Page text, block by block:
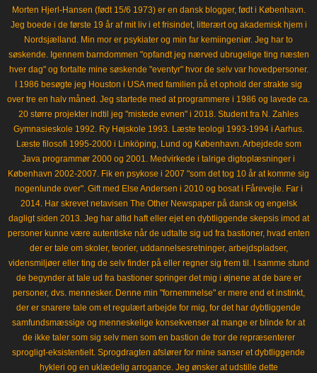
Morten Hjerl-Hansen (født 15/6 1973) er en dansk blogger, født i København.
Jeg boede i de første 19 år af mit liv i et frisindet, litterært og akademisk hjem i
Nordsjælland. Min mor er psykiater og min far kemiingeniør. Jeg har to
søskende. Igennem barndommen "opfandt jeg nærved ubrugelige ting næsten
hver dag" og fortalte mine søskende "eventyr" hvor de selv var hovedpersoner.
I 1986 besøgte jeg Houston i USA med familien på et ophold der strakte sig
over tre en halv måned. Jeg startede med at programmere i 1986 og lavede ca.
20 større projekter indtil jeg "mistede evnen" i 2018. Student fra N. Zahles
Gymnasieskole 1992. Ry Højskole 1993. Læste teologi 1993-1994 i Aarhus.
Læste filosofi 1995-2000 i Linköping, Lund og København. Arbejdede som
Java programmør 2000 og 2001. Medvirkede i talrige digtoplæsninger i
København 2002-2007. Fik en psykose i 2007 "som det tog 10 år at komme sig
nogenlunde over". Gift med Else Andersen i 2010 og bosat i Fårevejle. Far i
2014. Har skrevet netavisen The Other Newspaper på dansk og engelsk
dagligt siden 2013. Jeg har altid haft eller ejet en dybtliggende skepsis imod at
personer kunne være autentiske når de udtalte sig ud fra bastioner, hvad enten
der er tale om skoler, teorier, uddannelsesretninger, arbejdspladser,
vidensmiljøer eller ting de selv finder på eller regner sig frem til. I samme stund
de begynder at tale ud fra bastioner springer det mig i øjnene at de bare er
personer, dvs. mennesker. Denne min "fornemmelse" er mere end et instinkt,
der er snarere tale om et regulært arbejde for mig, for det har dybtliggende
samfundsmæssige og menneskelige konsekvenser at mange er blinde for at
de ikke taler som sig selv men som en bastion de tror de repræsenterer
sprogligt-eksistentielt. Sprogdragten afslører for mine sanser et dybtliggende
hykleri og en uklædelig arrogance. Jeg ønsker at udstille dette